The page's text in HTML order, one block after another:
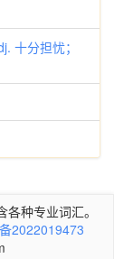
分担忧；
种专业词汇。
2022019473